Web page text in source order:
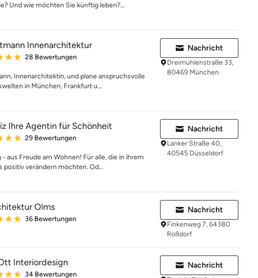
Und wie möchten Sie künftig leben?...
Innenarchitektur
Bewertung: 5 von 5 Sternen
28 Bewertungen
Innenarchitektin, und plane anspruchsvolle
in München, Frankfurt u...
Nachricht
Dreimühlenstraße 33,
80469 München
Ihre Agentin für Schönheit
Bewertung: 5 von 5 Sternen
29 Bewertungen
aus Freude am Wohnen! Für alle, die in ihrem
positiv verändern möchten. Od...
Nachricht
Lanker Straße 40,
40545 Düsseldorf
Olms
Bewertung: 5 von 5 Sternen
36 Bewertungen
Nachricht
Finkenweg 7, 64380
Roßdorf
Interiordesign
Bewertung: 4.9 von 5 Sternen
34 Bewertungen
Nachricht